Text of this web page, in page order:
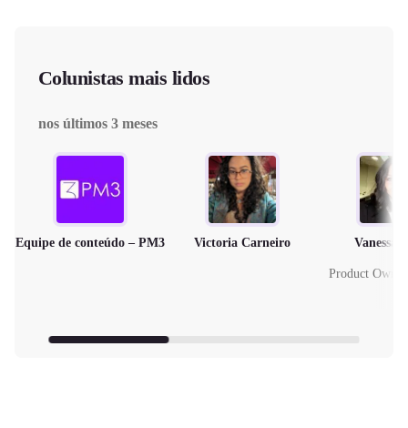
Colunistas mais lidos
nos últimos 3 meses
Equipe de conteúdo – PM3 Victoria Carneiro Vanessa
Product